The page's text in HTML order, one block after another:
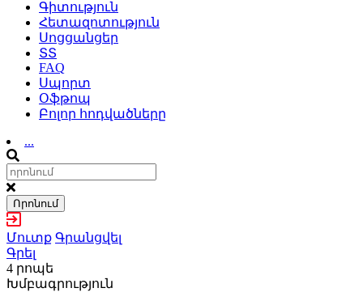
Գիտություն
Հետազոտություն
Սոցցանցեր
ՏՏ
FAQ
Սպորտ
Օֆթոպ
Բոլոր հոդվածները
...
Որոնում
Մուտք Գրանցվել
Գրել
4 րոպե
Խմբագրություն